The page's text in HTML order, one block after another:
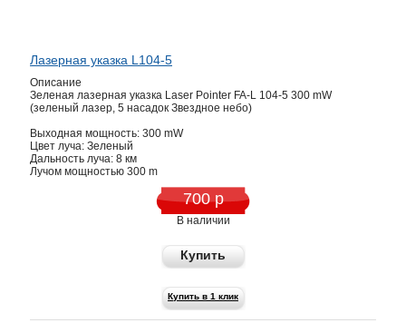
Лазерная указка L104-5
Описание
Зеленая лазерная указка Laser Pointer FA-L 104-5 300 mW
(зеленый лазер, 5 насадок Звездное небо)
Выходная мощность: 300 mW
Цвет луча: Зеленый
Дальность луча: 8 км
Лучом мощностью 300 m
700 р
В наличии
Купить
Купить в 1 клик